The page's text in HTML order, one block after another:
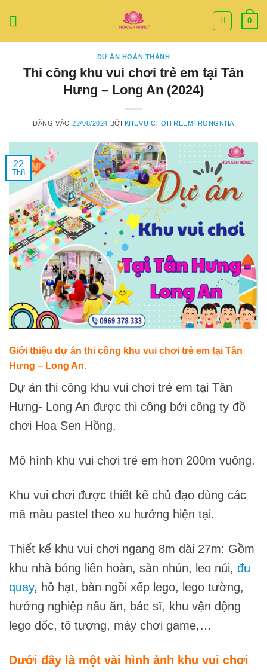
0
DỰ ÁN HOÀN THÀNH
Thi công khu vui chơi trẻ em tại Tân
Hưng – Long An (2024)
ĐĂNG VÀO22/08/2024 BỞI KHUVUICHOITREEMTRONGNHA
22
Th8
Giới thiệu dự án thi công khu vui chơi trẻ em tại Tân
Hưng – Long An.
Dự án thi công khu vui chơi trẻ em tại Tân
Hưng- Long An được thi công bởi công ty đồ
chơi Hoa Sen Hồng.
Mô hình khu vui chơi trẻ em hơn 200m vuông.
Khu vui chơi được thiết kế chủ đạo dùng các
mã màu pastel theo xu hướng hiện tại.
Thiết kế khu vui chơi ngang 8m dài 27m: Gồm
khu nhà bóng liên hoàn, sàn nhún, leo núi, đu
quay, hồ hạt, bàn ngồi xếp lego, lego tường,
hướng nghiệp nấu ăn, bác sĩ, khu vận động
lego dốc, tô tượng, máy chơi game,…
Dưới đây là một vài hình ảnh khu vui chơi